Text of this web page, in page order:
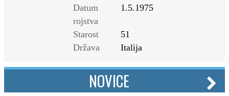
Datum
rojstva
1.5.1975
Starost
51
Država
Italija
NOVICE